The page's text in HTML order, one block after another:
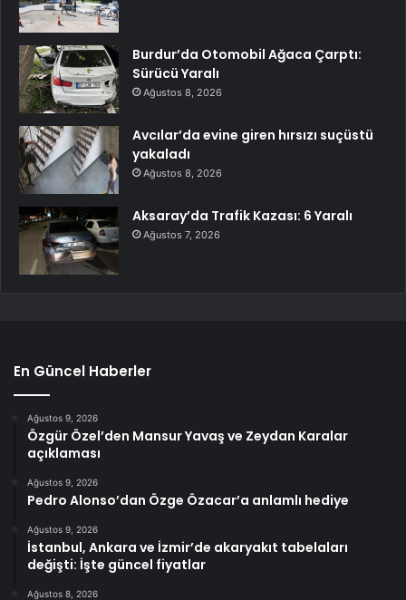
Burdur’da Otomobil Ağaca Çarptı:
Sürücü Yaralı
Ağustos 8, 2026
Avcılar’da evine giren hırsızı suçüstü
yakaladı
Ağustos 8, 2026
Aksaray’da Trafik Kazası: 6 Yaralı
Ağustos 7, 2026
En Güncel Haberler
Ağustos 9, 2026
Özgür Özel’den Mansur Yavaş ve Zeydan Karalar
açıklaması
Ağustos 9, 2026
Pedro Alonso’dan Özge Özacar’a anlamlı hediye
Ağustos 9, 2026
İstanbul, Ankara ve İzmir’de akaryakıt tabelaları
değişti: İşte güncel fiyatlar
Ağustos 8, 2026